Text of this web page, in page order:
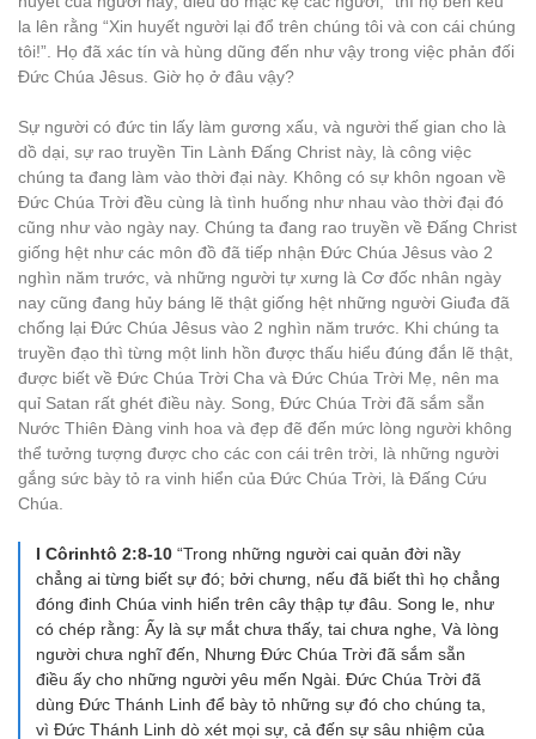
la lên rằng “Xin huyết người lại đổ trên chúng tôi và con cái chúng
tôi!”. Họ đã xác tín và hùng dũng đến như vậy trong việc phản đối
Đức Chúa Jêsus. Giờ họ ở đâu vậy?
Sự người có đức tin lấy làm gương xấu, và người thế gian cho là
dồ dại, sự rao truyền Tin Lành Đấng Christ này, là công việc
chúng ta đang làm vào thời đại này. Không có sự khôn ngoan về
Đức Chúa Trời đều cùng là tình huống như nhau vào thời đại đó
cũng như vào ngày nay. Chúng ta đang rao truyền về Đấng Christ
giống hệt như các môn đồ đã tiếp nhận Đức Chúa Jêsus vào 2
nghìn năm trước, và những người tự xưng là Cơ đốc nhân ngày
nay cũng đang hủy báng lẽ thật giống hệt những người Giuđa đã
chống lại Đức Chúa Jêsus vào 2 nghìn năm trước. Khi chúng ta
truyền đạo thì từng một linh hồn được thấu hiểu đúng đắn lẽ thật,
được biết về Đức Chúa Trời Cha và Đức Chúa Trời Mẹ, nên ma
quỉ Satan rất ghét điều này. Song, Đức Chúa Trời đã sắm sẵn
Nước Thiên Đàng vinh hoa và đẹp đẽ đến mức lòng người không
thể tưởng tượng được cho các con cái trên trời, là những người
gắng sức bày tỏ ra vinh hiển của Đức Chúa Trời, là Đấng Cứu
Chúa.
I Côrinhtô 2:8-10 “Trong những người cai quản đời nầy
chẳng ai từng biết sự đó; bởi chưng, nếu đã biết thì họ chẳng
đóng đinh Chúa vinh hiển trên cây thập tự đâu. Song le, như
có chép rằng: Ấy là sự mắt chưa thấy, tai chưa nghe, Và lòng
người chưa nghĩ đến, Nhưng Đức Chúa Trời đã sắm sẵn
điều ấy cho những người yêu mến Ngài. Đức Chúa Trời đã
dùng Đức Thánh Linh để bày tỏ những sự đó cho chúng ta,
vì Đức Thánh Linh dò xét mọi sự, cả đến sự sâu nhiệm của